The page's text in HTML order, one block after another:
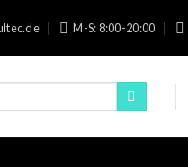
M-S: 8:00-20:00